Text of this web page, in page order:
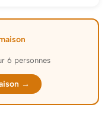
6 personnes
→